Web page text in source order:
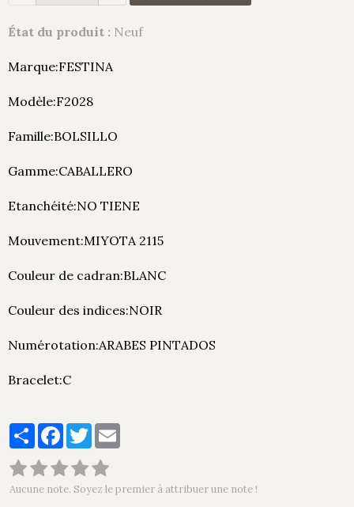
État du produit : Neuf
Marque:FESTINA
Modèle:F2028
Famille:BOLSILLO
Gamme:CABALLERO
Etanchéité:NO TIENE
Mouvement:MIYOTA 2115
Couleur de cadran:BLANC
Couleur des indices:NOIR
Numérotation:ARABES PINTADOS
Bracelet:C
PartagerFacebook
Twitter
Aucune note. Soyez le premier à attribuer une note !